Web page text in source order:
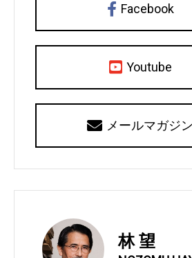
Facebook
Youtube
メールマガジン
林 望